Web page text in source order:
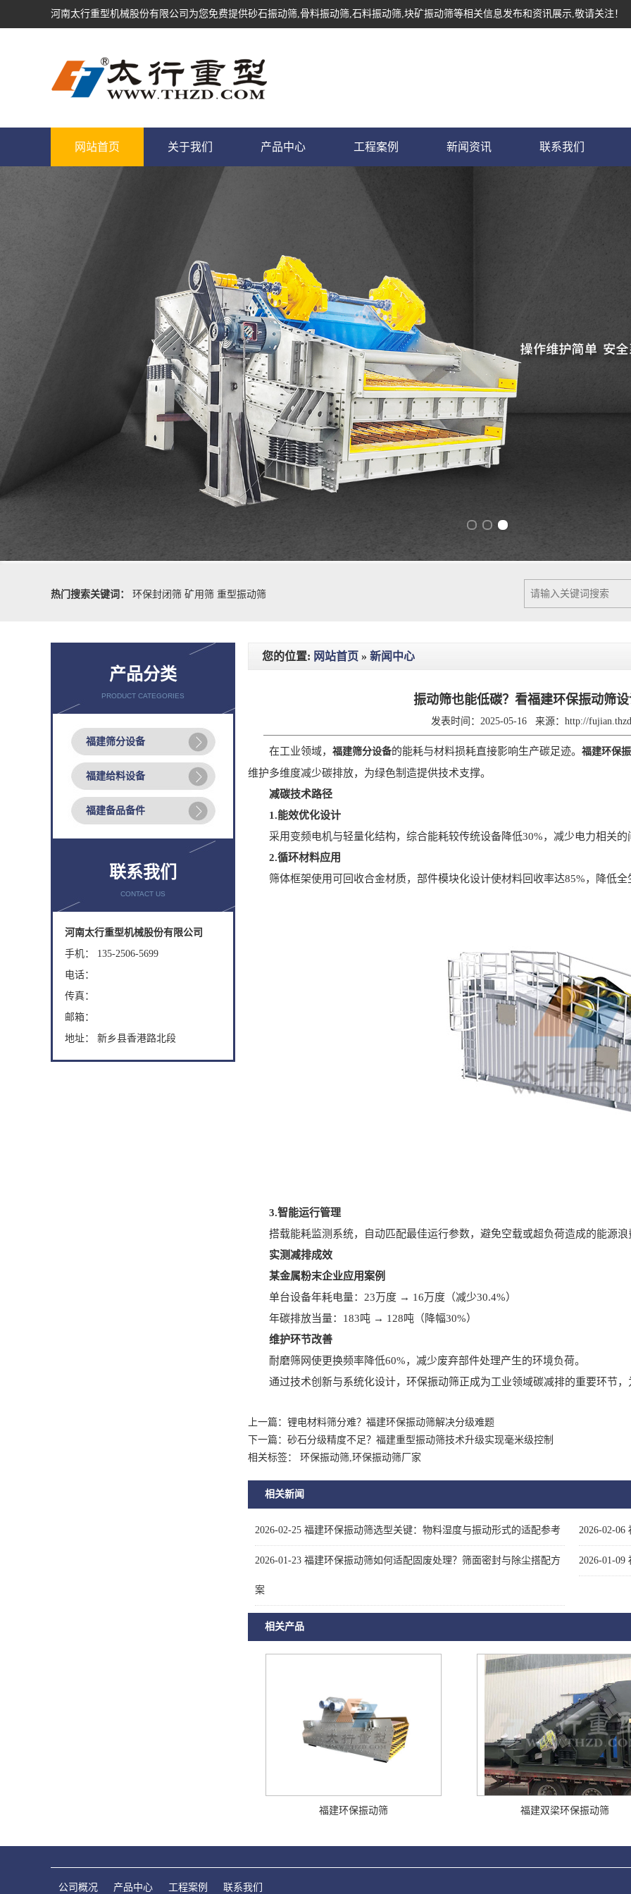
河南太行重型机械股份有限公司为您免费提供砂石振动筛,骨料振动筛,石料振动筛,块矿振动筛等相关信息发布和资讯展示,敬请关注！
网站首页 关于我们 产品中心 工程案例 新闻资讯 联系我们
热门搜索关键词：
环保封闭筛 矿用筛 重型振动筛
产品分类
PRODUCT CATEGORIES
福建筛分设备
福建给料设备
福建备品备件
联系我们
CONTACT US
河南太行重型机械股份有限公司
手机： 135-2506-5699
电话：
传真：
邮箱：
地址： 新乡县香港路北段
您的位置: 网站首页 » 新闻中心
振动筛也能低碳？看福建环保振动筛
发表时间：2025-05-16 来源： http://
在工业领域， 福建筛分设备的能耗与材料损耗直接影响生产碳足迹。 福建环保
维护多维度减少碳排放，为绿色制造提供技术支撑。
减碳技术路径
1.能效优化设计
采用变频电机与轻量化结构，综合能耗较传统设备降低30%，减少电力相关的
2.循环材料应用
筛体框架使用可回收合金材质，部件模块化设计使材料回收率达85%，降低全
3.智能运行管理
搭载能耗监测系统，自动匹配最佳运行参数，避免空载或超负荷造成的能源浪
实测减排成效
某金属粉末企业应用案例
单台设备年耗电量：23万度 → 16万度（减少30.4%）
年碳排放当量：183吨 → 128吨（降幅30%）
维护环节改善
耐磨筛网使更换频率降低60%，减少废弃部件处理产生的环境负荷。
通过技术创新与系统化设计，环保振动筛正成为工业领域碳减排的重要环节，
上一篇： 锂电材料筛分难？福建环保振动筛解决分级难题
下一篇： 砂石分级精度不足？福建重型振动筛技术升级实现毫米级控制
相关标签： 环保振动筛,环保振动筛厂家
相关新闻
2026-02-25 福建环保振动筛选型关键：物料湿度与振动形式的适配参考 2026-02-06
2026-01-23 福建环保振动筛如何适配固废处理？筛面密封与除尘搭配方
案
2026-01-09
相关产品
福建环保振动筛 福建双梁环保振动筛
公司概况 产品中心 工程案例 联系我们